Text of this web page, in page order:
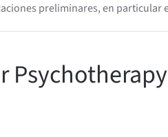
preliminares, en particular